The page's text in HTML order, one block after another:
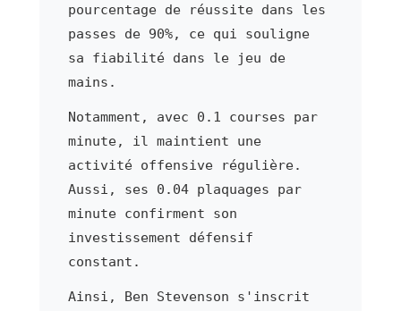
pourcentage de réussite dans les
passes de 90%, ce qui souligne
sa fiabilité dans le jeu de
mains.
Notamment, avec 0.1 courses par
minute, il maintient une
activité offensive régulière.
Aussi, ses 0.04 plaquages par
minute confirment son
investissement défensif
constant.
Ainsi, Ben Stevenson s'inscrit